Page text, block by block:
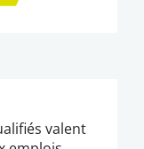
valent